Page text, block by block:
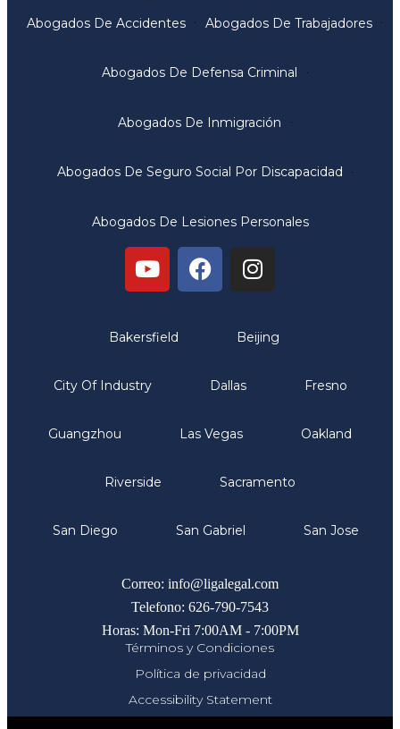
Abogados De Accidentes Abogados De Trabajadores
Abogados De Defensa Criminal
Abogados De Inmigración
Abogados De Seguro Social Por Discapacidad
Abogados De Lesiones Personales
Bakersfield Beijing
City Of Industry Dallas Fresno
Guangzhou Las Vegas Oakland
Riverside Sacramento
San Diego San Gabriel San Jose
Correo: info@ligalegal.com
Telefono: 626-790-7543
Horas: Mon-Fri 7:00AM - 7:00PM
Términos y Condiciones
Política de privacidad
Accessibility Statement